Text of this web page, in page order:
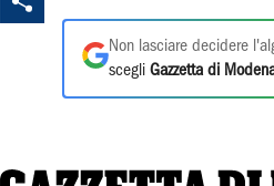
Non lasciare decidere
scegli Gazzetta di